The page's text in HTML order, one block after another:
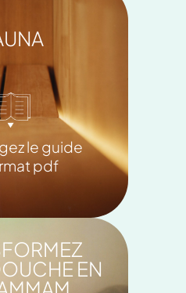
le guide
pdf
EN